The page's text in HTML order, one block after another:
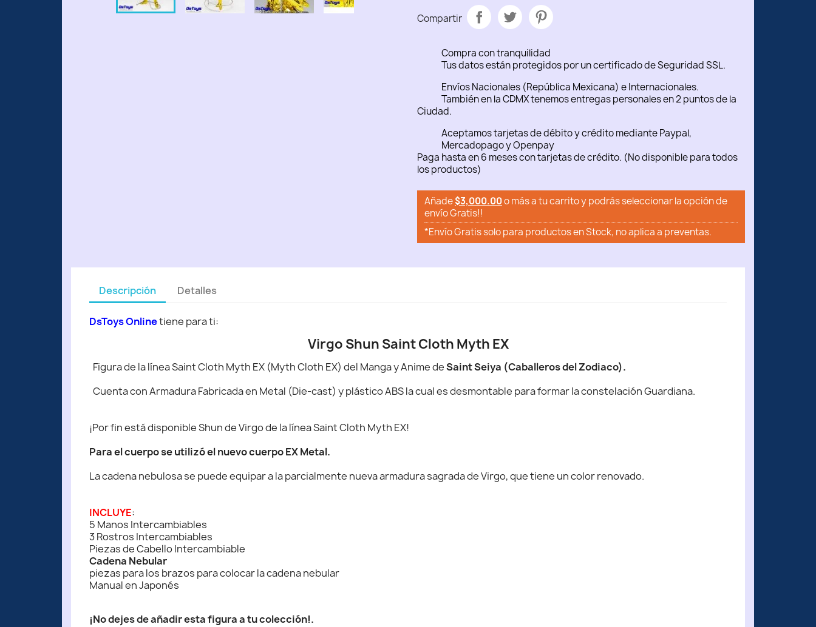
Compartir
Compra con tranquilidad
Tus datos están protegidos por un certificado de Seguridad SSL.
Envíos Nacionales (República Mexicana) e Internacionales.
También en la CDMX tenemos entregas personales en 2 puntos de la
Ciudad.
Aceptamos tarjetas de débito y crédito mediante Paypal,
Mercadopago y Openpay
Paga hasta en 6 meses con tarjetas de crédito. (No disponible para todos
los productos)
Añade$3,000.00o más a tu carrito y podrás seleccionar la opción de
envío Gratis!!
*Envío Gratis solo para productos en Stock, no aplica a preventas.
Descripción Detalles
DsToys Onlinetiene para ti:
Virgo Shun Saint Cloth Myth EX
Figura de la línea Saint Cloth Myth EX (Myth Cloth EX) del Manga y Anime deSaint Seiya (Caballeros del Zodiaco).
Cuenta con Armadura Fabricada en Metal (Die-cast) y plástico ABS la cual es desmontable para formar la constelación Guardiana.
¡Por fin está disponible Shun de Virgo de la línea Saint Cloth Myth EX!
Para el cuerpo se utilizó el nuevo cuerpo EX Metal.
La cadena nebulosa se puede equipar a la parcialmente nueva armadura sagrada de Virgo, que tiene un color renovado.
INCLUYE:
5 Manos Intercambiables
3 Rostros Intercambiables
Piezas de Cabello Intercambiable
Cadena Nebular
piezas para los brazos para colocar la cadena nebular
Manual en Japonés
¡No dejes de añadir esta figura a tu colección!.